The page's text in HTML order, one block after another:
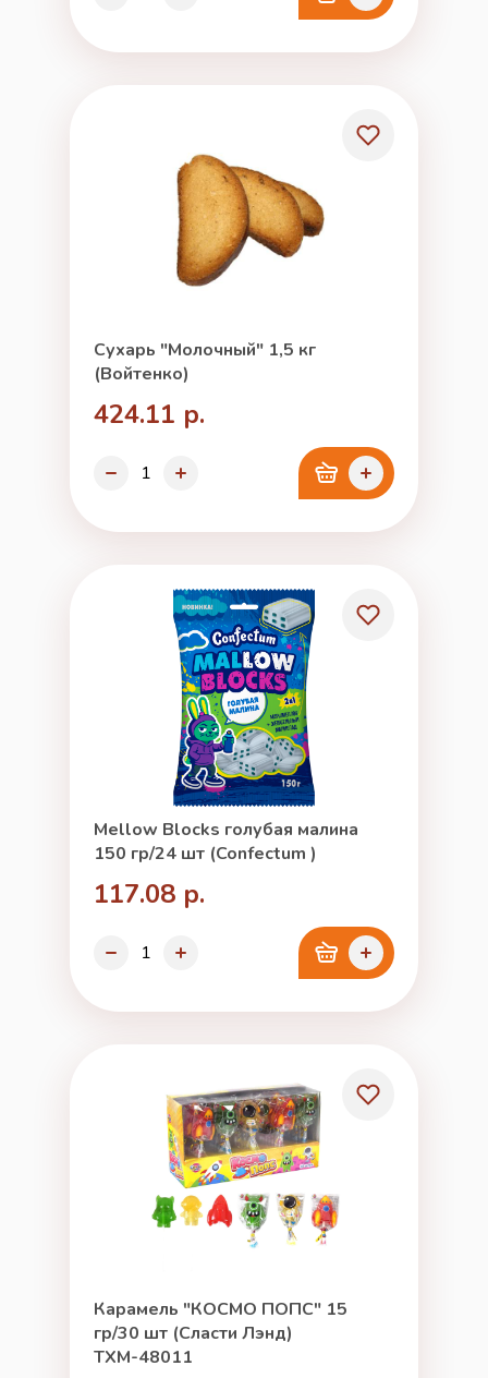
Сухарь "Молочный" 1,5 кг
(Войтенко)
424.11 р.
Mellow Blocks голубая малина
150 гр/24 шт (Confectum )
117.08 р.
Карамель "КОСМО ПОПС" 15
гр/30 шт (Сласти Лэнд)
ТХМ-48011